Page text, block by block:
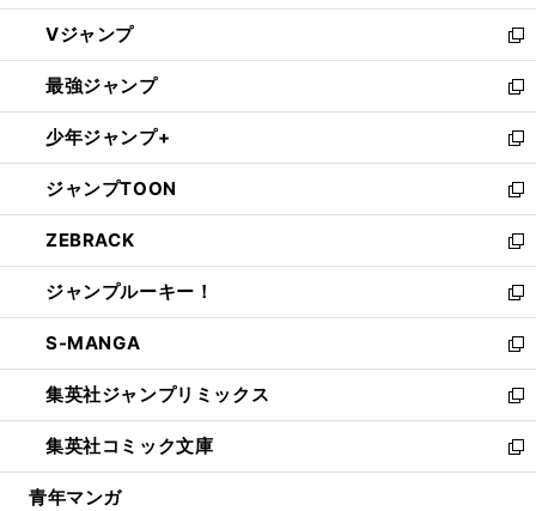
ウ
ィ
ン
ド
ウ
で
開
く
し
い
ウ
ィ
ン
ド
ウ
で
開
く
Vジャンプ
新
し
い
ウ
ィ
ン
ド
ウ
で
開
く
最強ジャンプ
新
し
い
ウ
ィ
ン
ド
ウ
で
開
く
少年ジャンプ+
新
し
い
ウ
ィ
ン
ド
ウ
で
開
く
ジャンプTOON
新
し
い
ウ
ィ
ン
ド
ウ
で
開
く
ZEBRACK
新
し
い
ウ
ィ
ン
ド
ウ
で
開
ジャンプルーキー！
新
し
い
ウ
ィ
ン
ド
ウ
S-MANGA
新
し
い
ウ
ィ
ン
集英社ジャンプリミックス
新
し
い
ウ
集英社コミック文庫
新
し
青年マンガ